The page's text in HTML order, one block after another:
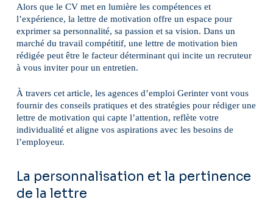
Alors que le CV met en lumière les compétences et
l’expérience, la lettre de motivation offre un espace pour
exprimer sa personnalité, sa passion et sa vision. Dans un
marché du travail compétitif, une lettre de motivation bien
rédigée peut être le facteur déterminant qui incite un recruteur
à vous inviter pour un entretien.
À travers cet article, les agences d’emploi Gerinter vont vous
fournir des conseils pratiques et des stratégies pour rédiger une
lettre de motivation qui capte l’attention, reflète votre
individualité et aligne vos aspirations avec les besoins de
l’employeur.
La personnalisation et la pertinence
de la lettre